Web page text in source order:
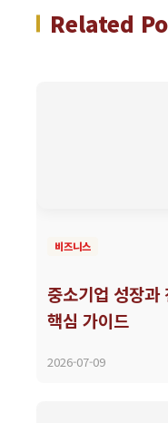
Related
비즈니스
중소기업 성장과
핵심 가이드
2026-07-09